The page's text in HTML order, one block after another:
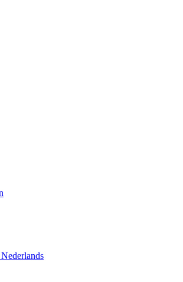
Nederlands